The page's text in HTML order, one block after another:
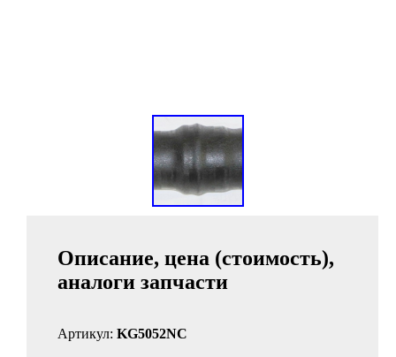
Описание, цена (стоимость),
аналоги запчасти
Артикул: KG5052NC